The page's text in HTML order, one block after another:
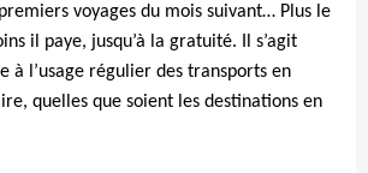
voyages du mois suivant… Plus le
il paye, jusqu’à la gratuité. Il s’agit
à l’usage régulier des transports en
quelles que soient les destinations en